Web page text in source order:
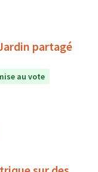
partagé
au vote